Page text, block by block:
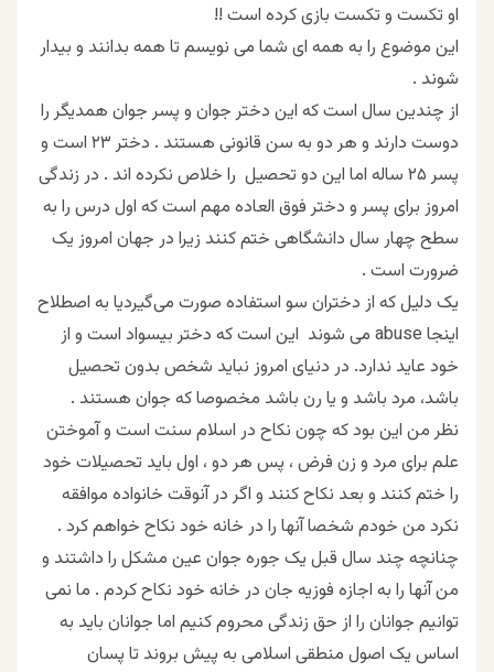
او تکست و تکست بازی کرده است !!
این موضوع را به همه ای شما می نویسم تا همه بدانند و بیدار
شوند .
از چندین سال است که این دختر جوان و پسر جوان همدیگر را
دوست دارند و هر دو به سن قانونی هستند . دختر ۲۳ است و
پسر ۲۵ ساله اما این دو تحصیل را خلاص نکرده اند . در زندگی
امروز برای پسر و دختر فوق العاده مهم است که اول درس را به
سطح چهار سال دانشگاهی ختم کنند زیرا در جهان امروز یک
ضرورت است .
یک دلیل که از دختران سو استفاده صورت می‌گیردیا به اصطلاح
اینجا abuse می شوند این است که دختر بیسواد است و از
خود عاید ندارد. در دنیای امروز نباید شخص بدون تحصیل
باشد، مرد باشد و یا رن باشد مخصوصا که جوان هستند .
نظر من این بود که چون نکاح در اسلام سنت است و آموختن
علم برای مرد و زن فرض ، پس هر دو ، اول باید تحصیلات خود
را ختم کنند و بعد نکاح کنند و اگر در آنوقت خانواده موافقه
نکرد من خودم شخصا آنها را در خانه خود نکاح خواهم کرد .
چنانچه چند سال قبل یک جوره جوان عین مشکل را داشتند و
من آنها را به اجازه فوزیه جان در خانه خود نکاح کردم . ما نمی
توانیم جوانان را از حق زندگی محروم کنیم اما جوانان باید به
اساس یک اصول منطقی اسلامی به پیش بروند تا پسان